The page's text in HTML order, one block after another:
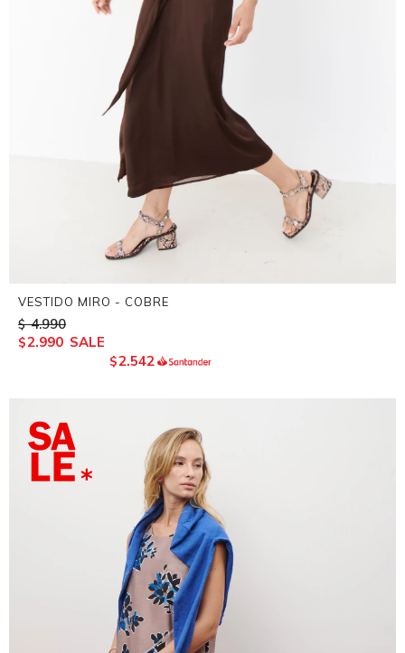
VESTIDO MIRO - COBRE
$ 4.990
$2.990
$2.542